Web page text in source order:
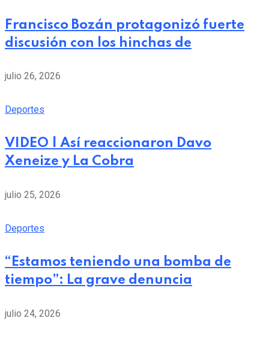
Francisco Bozán protagonizó fuerte
discusión con los hinchas de
julio 26, 2026
Deportes
VIDEO | Así reaccionaron Davo
Xeneize y La Cobra
julio 25, 2026
Deportes
“Estamos teniendo una bomba de
tiempo”: La grave denuncia
julio 24, 2026